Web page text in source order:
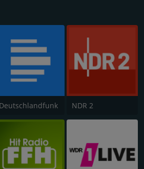
Deutschlandfunk NDR 2